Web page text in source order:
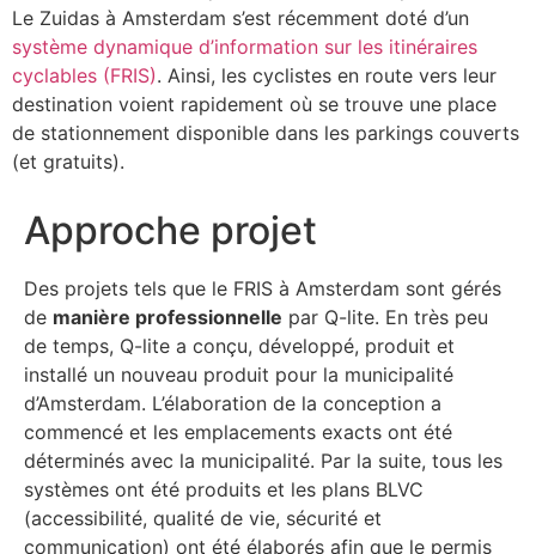
Le Zuidas à Amsterdam s’est récemment doté d’un
système dynamique d’information sur les itinéraires
cyclables (FRIS). Ainsi, les cyclistes en route vers leur
destination voient rapidement où se trouve une place
de stationnement disponible dans les parkings couverts
(et gratuits).
Approche projet
Des projets tels que le FRIS à Amsterdam sont gérés
de manière professionnelle par Q-lite. En très peu
de temps, Q-lite a conçu, développé, produit et
installé un nouveau produit pour la municipalité
d’Amsterdam. L’élaboration de la conception a
commencé et les emplacements exacts ont été
déterminés avec la municipalité. Par la suite, tous les
systèmes ont été produits et les plans BLVC
(accessibilité, qualité de vie, sécurité et
communication) ont été élaborés afin que le permis